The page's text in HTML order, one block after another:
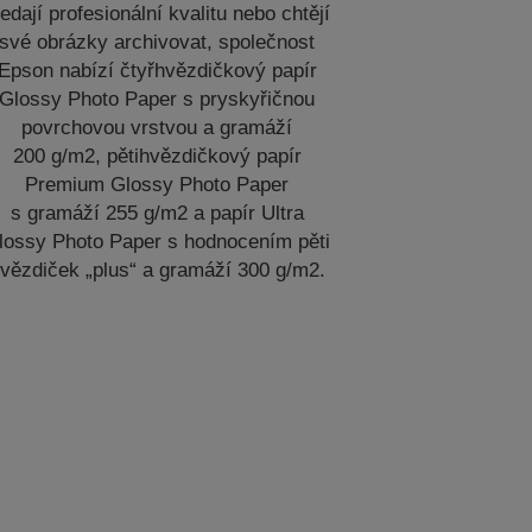
profesionální kvalitu nebo chtějí
své obrázky archivovat, společnost
Epson nabízí čtyřhvězdičkový papír
Glossy Photo Paper s pryskyřičnou
povrchovou vrstvou a gramáží
200 g/m2, pětihvězdičkový papír
Premium Glossy Photo Paper
s gramáží 255 g/m2 a papír Ultra
Photo Paper s hodnocením pěti
„plus“ a gramáží 300 g/m2.